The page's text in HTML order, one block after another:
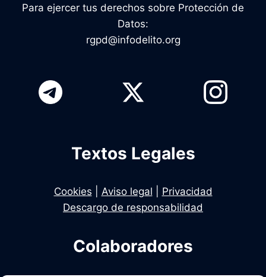
Para ejercer tus derechos sobre Protección de
Datos:
rgpd@infodelito.org
Textos Legales
Cookies Aviso legal
Privacidad
Descargo de responsabilidad
Colaboradores